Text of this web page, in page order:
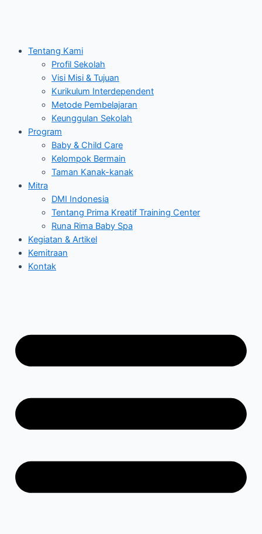
Tentang Kami
Profil Sekolah
Visi Misi & Tujuan
Kurikulum Interdependent
Metode Pembelajaran
Keunggulan Sekolah
Program
Baby & Child Care
Kelompok Bermain
Taman Kanak-kanak
Mitra
DMI Indonesia
Tentang Prima Kreatif Training Center
Runa Rima Baby Spa
Kegiatan & Artikel
Kemitraan
Kontak